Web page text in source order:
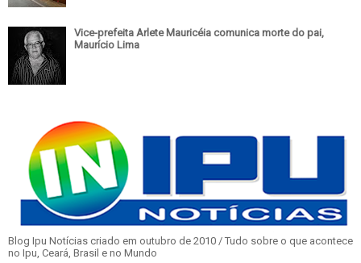
Vice-prefeita Arlete Mauricéia comunica morte do pai,
Maurício Lima
Blog Ipu Notícias criado em outubro de 2010 / Tudo sobre o que acontece
no Ipu, Ceará, Brasil e no Mundo